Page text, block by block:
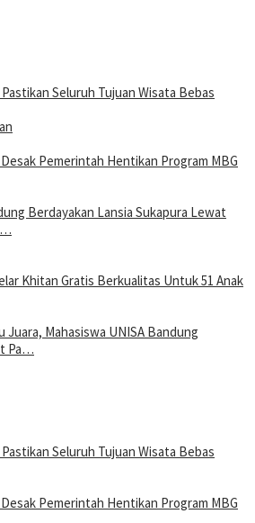
Seluruh Tujuan Wisata Bebas
Pemerintah Hentikan Program MBG
Berdayakan Lansia Sukapura Lewat
Khitan Gratis Berkualitas Untuk 51 Anak
Juara, Mahasiswa UNISA Bandung
Pa…
Seluruh Tujuan Wisata Bebas
Pemerintah Hentikan Program MBG